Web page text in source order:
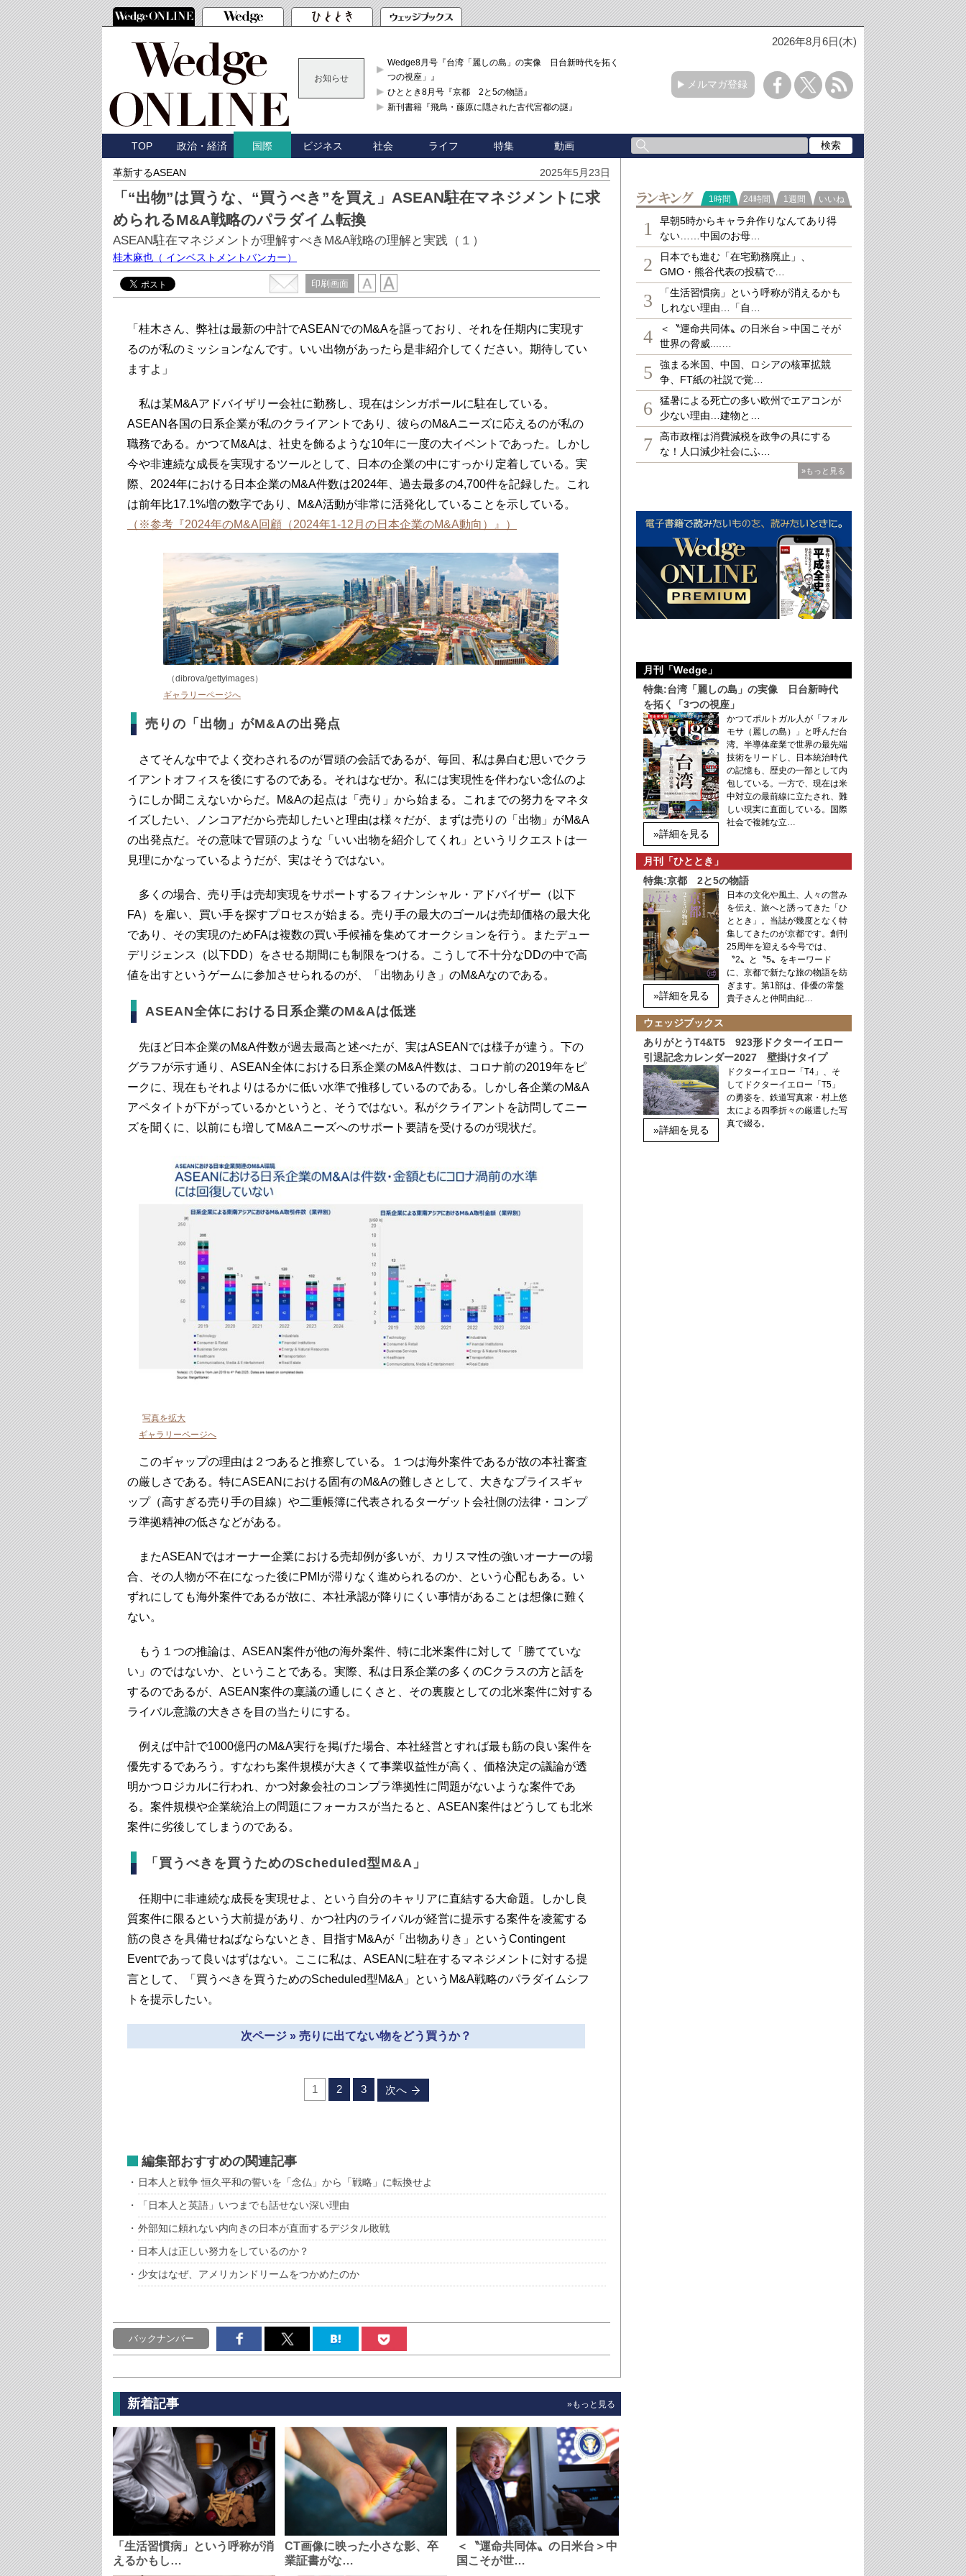
2026年8月6日(木)
お知らせ
Wedge8月号『台湾「麗しの島」の実像 日台新時代を拓く「3
つの視座」』
ひととき8月号『京都 2と5の物語』
新刊書籍『飛鳥・藤原に隠された古代宮都の謎』
メルマガ登録
TOP 政治・経済 国際 ビジネス 社会 ライフ 特集 動画
革新するASEAN 2025年5月23日
「“出物”は買うな、“買うべき”を買え」ASEAN駐在マネジメントに求
められるM&A戦略のパラダイム転換
ASEAN駐在マネジメントが理解すべきM&A戦略の理解と実践（１）
桂木麻也 （ インベストメントバンカー）
印刷画面
「桂木さん、弊社は最新の中計でASEANでのM&Aを謳っており、それを任期内に実現す
るのが私のミッションなんです。いい出物があったら是非紹介してください。期待してい
ますよ」
私は某M&Aアドバイザリー会社に勤務し、現在はシンガポールに駐在している。
ASEAN各国の日系企業が私のクライアントであり、彼らのM&Aニーズに応えるのが私の
職務である。かつてM&Aは、社史を飾るような10年に一度の大イベントであった。しかし
今や非連続な成長を実現するツールとして、日本の企業の中にすっかり定着している。実
際、2024年における日本企業のM&A件数は2024年、過去最多の4,700件を記録した。これ
は前年比17.1%増の数字であり、M&A活動が非常に活発化していることを示している。
（※参考『2024年のM&A回顧（2024年1-12月の日本企業のM&A動向）』）
（dibrova/gettyimages）
ギャラリーページへ
売りの「出物」がM&Aの出発点
さてそんな中でよく交わされるのが冒頭の会話であるが、毎回、私は鼻白む思いでクラ
イアントオフィスを後にするのである。それはなぜか。私には実現性を伴わない念仏のよ
うにしか聞こえないからだ。M&Aの起点は「売り」から始まる。これまでの努力をマネタ
イズしたい、ノンコアだから売却したいと理由は様々だが、まずは売りの「出物」がM&A
の出発点だ。その意味で冒頭のような「いい出物を紹介してくれ」というリクエストは一
見理にかなっているようだが、実はそうではない。
多くの場合、売り手は売却実現をサポートするフィナンシャル・アドバイザー（以下
FA）を雇い、買い手を探すプロセスが始まる。売り手の最大のゴールは売却価格の最大化
であり、その実現のためFAは複数の買い手候補を集めてオークションを行う。またデュー
デリジェンス（以下DD）をさせる期間にも制限をつける。こうして不十分なDDの中で高
値を出すというゲームに参加させられるのが、「出物ありき」のM&Aなのである。
ASEAN全体における日系企業のM&Aは低迷
先ほど日本企業のM&A件数が過去最高と述べたが、実はASEANでは様子が違う。下の
グラフが示す通り、ASEAN全体における日系企業のM&A件数は、コロナ前の2019年をピ
ークに、現在もそれよりはるかに低い水準で推移しているのである。しかし各企業のM&A
アペタイトが下がっているかというと、そうではない。私がクライアントを訪問してニー
ズを聞くに、以前にも増してM&Aニーズへのサポート要請を受けるのが現状だ。
写真を拡大
ギャラリーページへ
このギャップの理由は２つあると推察している。１つは海外案件であるが故の本社審査
の厳しさである。特にASEANにおける固有のM&Aの難しさとして、大きなプライスギャ
ップ（高すぎる売り手の目線）や二重帳簿に代表されるターゲット会社側の法律・コンプ
ラ準拠精神の低さなどがある。
またASEANではオーナー企業における売却例が多いが、カリスマ性の強いオーナーの場
合、その人物が不在になった後にPMIが滞りなく進められるのか、という心配もある。い
ずれにしても海外案件であるが故に、本社承認が降りにくい事情があることは想像に難く
ない。
もう１つの推論は、ASEAN案件が他の海外案件、特に北米案件に対して「勝てていな
い」のではないか、ということである。実際、私は日系企業の多くのCクラスの方と話を
するのであるが、ASEAN案件の稟議の通しにくさと、その裏腹としての北米案件に対する
ライバル意識の大きさを目の当たりにする。
例えば中計で1000億円のM&A実行を掲げた場合、本社経営とすれば最も筋の良い案件を
優先するであろう。すなわち案件規模が大きくて事業収益性が高く、価格決定の議論が透
明かつロジカルに行われ、かつ対象会社のコンプラ準拠性に問題がないような案件であ
る。案件規模や企業統治上の問題にフォーカスが当たると、ASEAN案件はどうしても北米
案件に劣後してしまうのである。
「買うべきを買うためのScheduled型M&A」
任期中に非連続な成長を実現せよ、という自分のキャリアに直結する大命題。しかし良
質案件に限るという大前提があり、かつ社内のライバルが経営に提示する案件を凌駕する
筋の良さを具備せねばならないとき、目指すM&Aが「出物ありき」というContingent
Eventであって良いはずはない。ここに私は、ASEANに駐在するマネジメントに対する提
言として、「買うべきを買うためのScheduled型M&A」というM&A戦略のパラダイムシフ
トを提示したい。
次ページ » 売りに出てない物をどう買うか？
1 2 3 次へ
編集部おすすめの関連記事
日本人と戦争 恒久平和の誓いを「念仏」から「戦略」に転換せよ
「日本人と英語」いつまでも話せない深い理由
外部知に頼れない内向きの日本が直面するデジタル敗戦
日本人は正しい努力をしているのか？
少女はなぜ、アメリカンドリームをつかめたのか
バックナンバー
新着記事 »もっと見る
「生活習慣病」という呼称が消
えるかもし…
CT画像に映った小さな影、卒
業証書がな…
＜〝運命共同体〟の日米台＞中
国こそが世…
ランキング
1時間 24時間 1週間 いいね
1
早朝5時からキャラ弁作りなんてあり得
ない……中国のお母…
2
日本でも進む「在宅勤務廃止」、
GMO・熊谷代表の投稿で…
3
「生活習慣病」という呼称が消えるかも
しれない理由…「自…
4
＜〝運命共同体〟の日米台＞中国こそが
世界の脅威....…
5
強まる米国、中国、ロシアの核軍拡競
争、FT紙の社説で覚…
6
猛暑による死亡の多い欧州でエアコンが
少ない理由…建物と…
7
高市政権は消費減税を政争の具にする
な！人口減少社会にふ…
»もっと見る
月刊「Wedge」
特集:台湾「麗しの島」の実像 日台新時代
を拓く「3つの視座」
»詳細を見る
かつてポルトガル人が「フォル
モサ（麗しの島）」と呼んだ台
湾。半導体産業で世界の最先端
技術をリードし、日本統治時代
の記憶も、歴史の一部として内
包している。一方で、現在は米
中対立の最前線に立たされ、難
しい現実に直面している。国際
社会で複雑な立…
月刊「ひととき」
特集:京都 2と5の物語
»詳細を見る
日本の文化や風土、人々の営み
を伝え、旅へと誘ってきた「ひ
ととき」。当誌が幾度となく特
集してきたのが京都です。創刊
25周年を迎える今号では、
〝2〟と〝5〟をキーワード
に、京都で新たな旅の物語を紡
ぎます。第1部は、俳優の常盤
貴子さんと仲間由紀…
ウェッジブックス
ありがとうT4&T5 923形ドクターイエロー
引退記念カレンダー2027 壁掛けタイプ
»詳細を見る
ドクターイエロー「T4」、そ
してドクターイエロー「T5」
の勇姿を、鉄道写真家・村上悠
太による四季折々の厳選した写
真で綴る。